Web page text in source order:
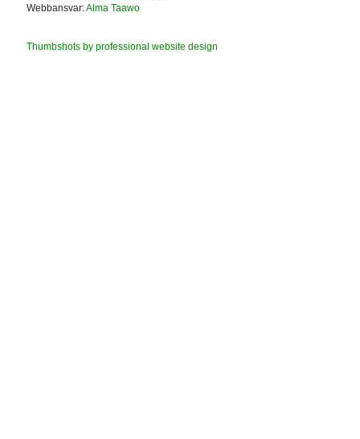
Webbansvar:Alma Taawo
Thumbshots by professional website design